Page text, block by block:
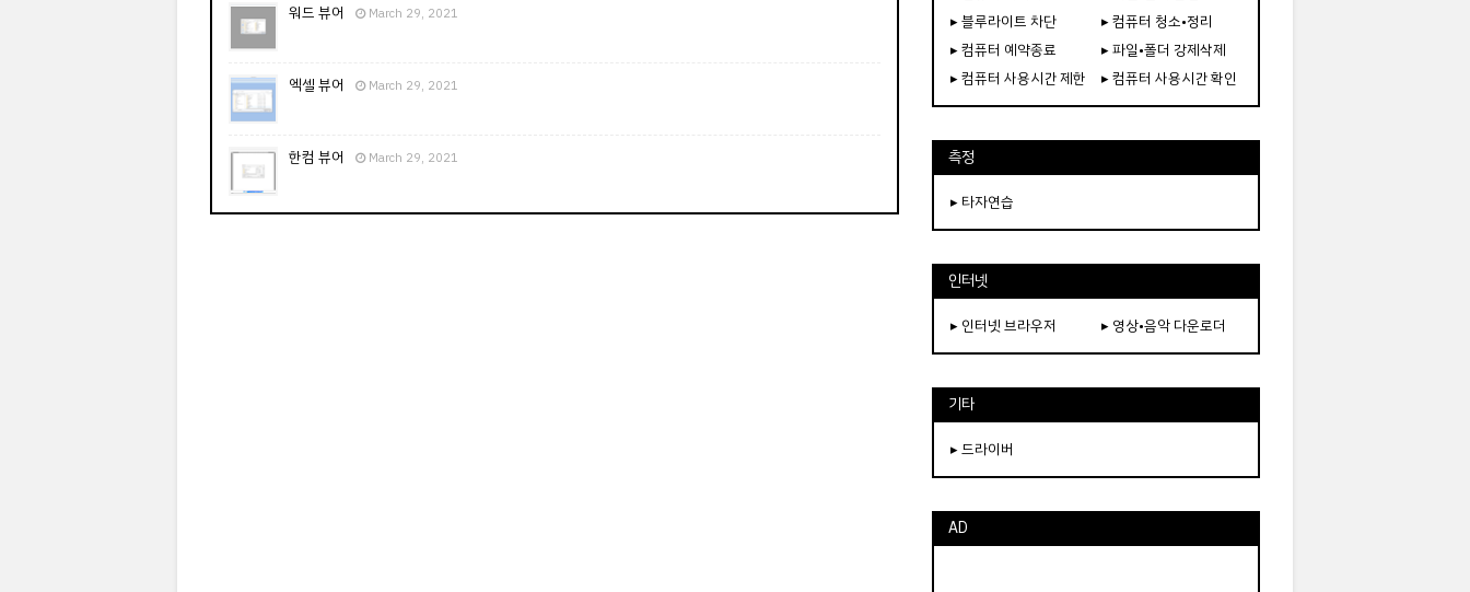
워드 뷰어 March 29, 2021
엑셀 뷰어 March 29, 2021
한컴 뷰어 March 29, 2021
▸ 블루라이트 차단
▸ 컴퓨터 청소•정리
▸ 컴퓨터 예약종료
▸ 파일•폴더 강제삭제
▸ 컴퓨터 사용시간 제한
▸ 컴퓨터 사용시간 확인
측정
▸ 타자연습
인터넷
▸ 인터넷 브라우저 ▸ 영상•음악 다운로더
기타
▸ 드라이버
AD